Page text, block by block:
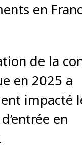
en
de la
en 2025 a
impacté
en